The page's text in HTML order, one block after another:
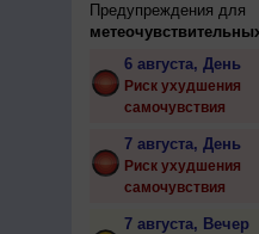
Предупреждения для
6 августа, День
Риск ухудшения
самочувствия
7 августа, День
Риск ухудшения
самочувствия
7 августа, Вечер